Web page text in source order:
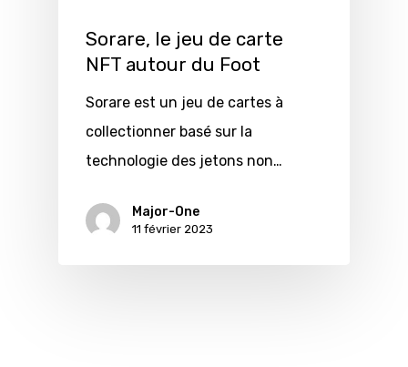
Sorare, le jeu de carte
NFT autour du Foot
Sorare est un jeu de cartes à
collectionner basé sur la
technologie des jetons non…
Major-One
11 février 2023